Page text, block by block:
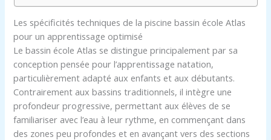
Les spécificités techniques de la piscine bassin école Atlas
pour un apprentissage optimisé
Le bassin école Atlas se distingue principalement par sa
conception pensée pour l’apprentissage natation,
particulièrement adapté aux enfants et aux débutants.
Contrairement aux bassins traditionnels, il intègre une
profondeur progressive, permettant aux élèves de se
familiariser avec l’eau à leur rythme, en commençant dans
des zones peu profondes et en avançant vers des sections